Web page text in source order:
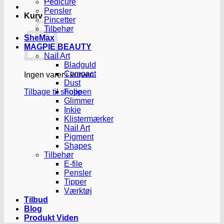
Kurv
Ingen varer i kurven.
Tilbage til shoppen
Pedicure
Pensler
Pincetter
Tilbehør
SheMax
MAGPIE BEAUTY
Nail Art
Bladguld
Compact
Dust
Folie
Glimmer
Inkie
Klistermærker
Nail Art
Pigment
Shapes
Tilbehør
E-file
Pensler
Tipper
Værktøj
Tilbud
Blog
Produkt Viden